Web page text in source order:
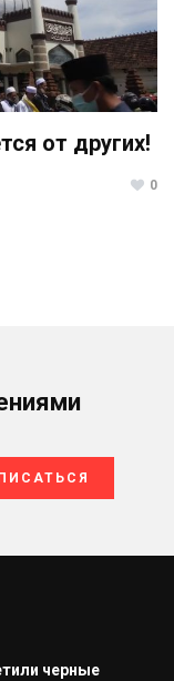
от других!
0
черные